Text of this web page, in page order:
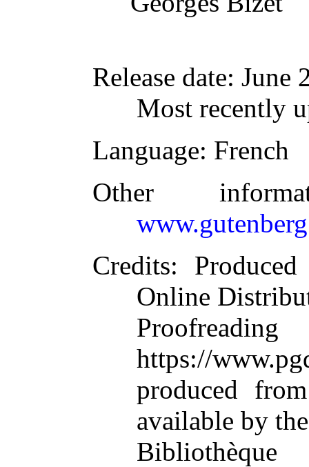
Release date: June
Most recently
Language: French
Other
Credits:
Online
https://
produced
available by the